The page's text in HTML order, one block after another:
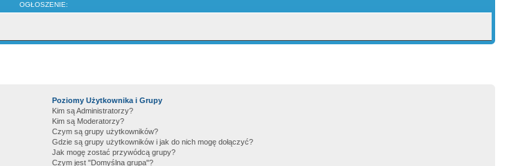
OGŁOSZENIE:
Poziomy Użytkownika i Grupy
Kim są Administratorzy?
Kim są Moderatorzy?
Czym są grupy użytkowników?
Gdzie są grupy użytkowników i jak do nich mogę dołączyć?
Jak mogę zostać przywódcą grupy?
Czym jest "Domyślna grupa"?